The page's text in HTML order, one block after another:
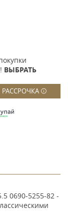
ВЫБРАТЬ
РАССРОЧКА
0690-5255-82 -